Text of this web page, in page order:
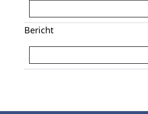
Bericht